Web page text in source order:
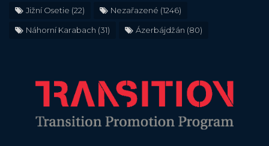
Jižní Osetie (22) Nezařazené (1246)
Náhorní Karabach (31) Ázerbájdžán (80)